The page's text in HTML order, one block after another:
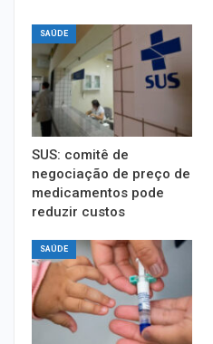
SAÚDE
SUS: comitê de
negociação de preço de
medicamentos pode
reduzir custos
SAÚDE